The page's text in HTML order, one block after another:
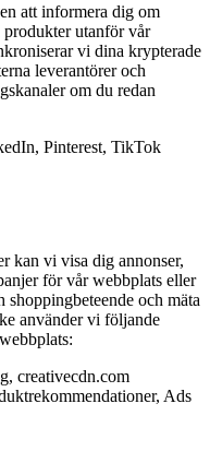
att informera dig om
utanför vår
vi dina krypterade
leverantörer och
om du redan
Pinterest, TikTok
kan vi visa dig annonser,
för vår webbplats eller
och mäta
använder vi följande
creativecdn.com
Ads